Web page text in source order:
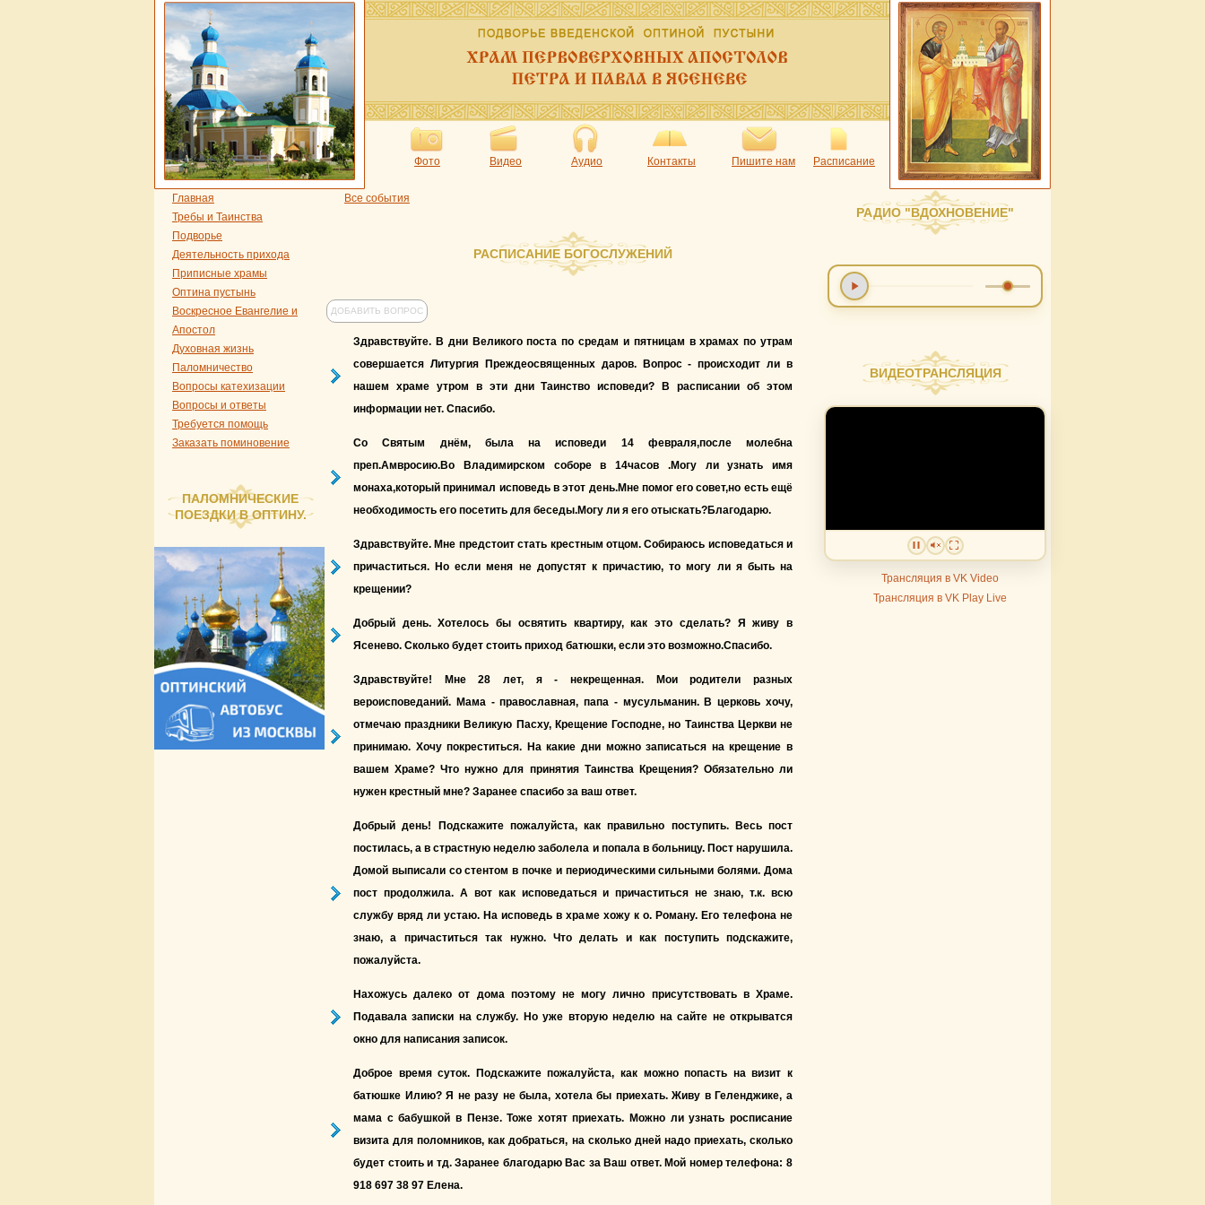
Фото Видео Аудио Контакты Пишите нам Расписание
Главная
Требы и Таинства
Подворье
Деятельность прихода
Приписные храмы
Оптина пустынь
Воскресное Евангелие и
Апостол
Духовная жизнь
Паломничество
Вопросы катехизации
Вопросы и ответы
Требуется помощь
Заказать поминовение
ПАЛОМНИЧЕСКИЕ
ПОЕЗДКИ В ОПТИНУ.
Все события
РАСПИСАНИЕ БОГОСЛУЖЕНИЙ
ДОБАВИТЬ ВОПРОС
Здравствуйте. В дни Великого поста по средам и пятницам в храмах по утрам
совершается Литургия Преждеосвященных даров. Вопрос - происходит ли в
нашем храме утром в эти дни Таинство исповеди? В расписании об этом
информации нет. Спасибо.
Со Святым днём, была на исповеди 14 февраля,после молебна
преп.Амвросию.Во Владимирском соборе в 14часов .Могу ли узнать имя
монаха,который принимал исповедь в этот день.Мне помог его совет,но есть ещё
необходимость его посетить для беседы.Могу ли я его отыскать?Благодарю.
Здравствуйте. Мне предстоит стать крестным отцом. Собираюсь исповедаться и
причаститься. Но если меня не допустят к причастию, то могу ли я быть на
крещении?
Добрый день. Хотелось бы освятить квартиру, как это сделать? Я живу в
Ясенево. Сколько будет стоить приход батюшки, если это возможно.Спасибо.
Здравствуйте! Мне 28 лет, я - некрещенная. Мои родители разных
вероисповеданий. Мама - православная, папа - мусульманин. В церковь хочу,
отмечаю праздники Великую Пасху, Крещение Господне, но Таинства Церкви не
принимаю. Хочу покреститься. На какие дни можно записаться на крещение в
вашем Храме? Что нужно для принятия Таинства Крещения? Обязательно ли
нужен крестный мне? Заранее спасибо за ваш ответ.
Добрый день! Подскажите пожалуйста, как правильно поступить. Весь пост
постилась, а в страстную неделю заболела и попала в больницу. Пост нарушила.
Домой выписали со стентом в почке и периодическими сильными болями. Дома
пост продолжила. А вот как исповедаться и причаститься не знаю, т.к. всю
службу вряд ли устаю. На исповедь в храме хожу к о. Роману. Его телефона не
знаю, а причаститься так нужно. Что делать и как поступить подскажите,
пожалуйста.
Нахожусь далеко от дома поэтому не могу лично присутствовать в Храме.
Подавала записки на службу. Но уже вторую неделю на сайте не открыватся
окно для написания записок.
Доброе время суток. Подскажите пожалуйста, как можно попасть на визит к
батюшке Илию? Я не разу не была, хотела бы приехать. Живу в Геленджике, а
мама с бабушкой в Пензе. Тоже хотят приехать. Можно ли узнать росписание
визита для поломников, как добраться, на сколько дней надо приехать, сколько
будет стоить и тд. Заранее благодарю Вас за Ваш ответ. Мой номер телефона: 8
918 697 38 97 Елена.
РАДИО "ВДОХНОВЕНИЕ"
ВИДЕОТРАНСЛЯЦИЯ
Трансляция в VK Video
Трансляция в VK Play Live